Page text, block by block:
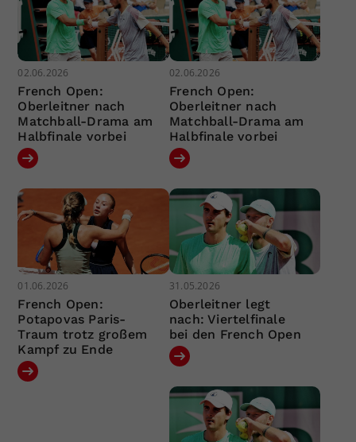
02.06.2026
French Open:
Oberleitner nach
Matchball-Drama am
Halbfinale vorbei
02.06.2026
French Open:
Oberleitner nach
Matchball-Drama am
Halbfinale vorbei
01.06.2026
French Open:
Potapovas Paris-
Traum trotz großem
Kampf zu Ende
31.05.2026
Oberleitner legt
nach: Viertelfinale
bei den French Open